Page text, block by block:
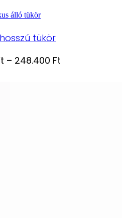
tükör
– 248.400 FtÁrtartomány: